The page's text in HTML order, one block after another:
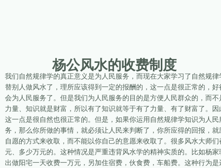
杨公风水的收费制度
我们自然规律学的真正意义是为人民服务，而现在大家学习了自然规
替别人做风水了，理所应该得到一定的报酬的，这一点是很正常的，
会为人民服务了。但是我们为人民服务的目的是方便人民群众的，而
力量、知识就是财富，所以有了知识就等于有了力量、有了财富了。
这一点是很自然也很正常的。但是，如果你运用自然规律学知识为人
务，那么你所做的事情，就必须让人民来判断了，你所应得的回报，
自愿的方式来收取，而不能以你自己的意愿来收取了。很多风水大师
元、多少万元的。这种情况是严重违背风水学的精神实质的。比如杨
出做阳宅一天收费一万元，另加住宿费，伙食费，车船费。这种行为